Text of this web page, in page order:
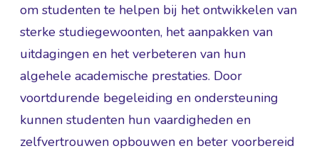
om studenten te helpen bij het ontwikkelen van
sterke studiegewoonten, het aanpakken van
uitdagingen en het verbeteren van hun
algehele academische prestaties. Door
voortdurende begeleiding en ondersteuning
kunnen studenten hun vaardigheden en
zelfvertrouwen opbouwen en beter voorbereid